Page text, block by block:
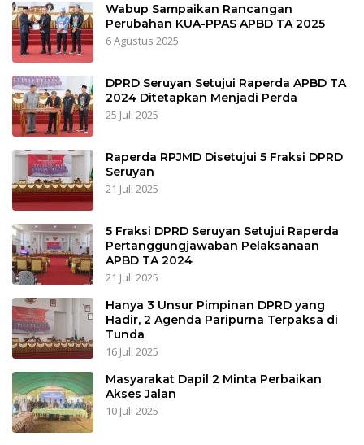
Wabup Sampaikan Rancangan
Perubahan KUA-PPAS APBD TA 2025
6 Agustus 2025
DPRD Seruyan Setujui Raperda APBD TA
2024 Ditetapkan Menjadi Perda
25 Juli 2025
Raperda RPJMD Disetujui 5 Fraksi DPRD
Seruyan
21 Juli 2025
5 Fraksi DPRD Seruyan Setujui Raperda
Pertanggungjawaban Pelaksanaan
APBD TA 2024
21 Juli 2025
Hanya 3 Unsur Pimpinan DPRD yang
Hadir, 2 Agenda Paripurna Terpaksa di
Tunda
16 Juli 2025
Masyarakat Dapil 2 Minta Perbaikan
Akses Jalan
10 Juli 2025